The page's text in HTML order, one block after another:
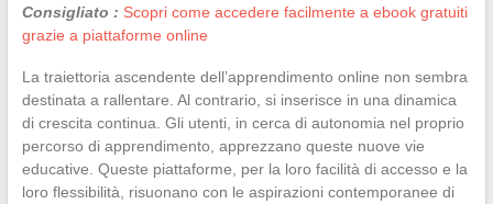
Consigliato : Scopri come accedere facilmente a ebook gratuiti
grazie a piattaforme online
La traiettoria ascendente dell’apprendimento online non sembra
destinata a rallentare. Al contrario, si inserisce in una dinamica
di crescita continua. Gli utenti, in cerca di autonomia nel proprio
percorso di apprendimento, apprezzano queste nuove vie
educative. Queste piattaforme, per la loro facilità di accesso e la
loro flessibilità, risuonano con le aspirazioni contemporanee di